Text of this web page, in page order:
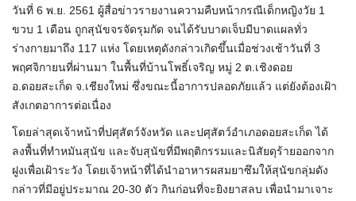
วันที่ 6 พ.ย. 2561 ผู้สื่อข่าวรายงานความคืบหน้ากรณีเด็กหญิงวัย 1
ขวบ 1 เดือน ถูกสุนัขจรจัดรุมกัด จนได้รับบาดเจ็บมีบาดแผลทั่ว
ร่างกายมาถึง 117 แห่ง โดยเหตุดังกล่าวเกิดขึ้นเมื่อช่วงเช้าวันที่ 3
พฤศจิกายนที่ผ่านมา ในพื้นที่บ้านโพธิ์เจริญ หมู่ 2 ต.เชิงดอย
อ.ดอยสะเก็ด จ.เชียงใหม่ ซึ่งขณะนี้อาการปลอดภัยแล้ว แต่ยังต้องเฝ้า
สังเกตอาการต่อเนื่อง
โดยล่าสุดเจ้าหน้าที่ปศุสัตว์จังหวัด และปศุสัตว์อำเภอดอยสะเก็ด ได้
ลงพื้นที่ทำหมันสุนัข และจับสุนัขที่มีพฤติกรรมและนิสัยดุร้ายออกจาก
ฝูงเพื่อเฝ้าระวัง โดยเจ้าหน้าที่ได้นำอาหารผสมยาซึมให้สุนัขกลุ่มดัง
กล่าวที่มีอยู่ประมาณ 20-30 ตัว กินก่อนที่จะยิงยาสลบ เพื่อนำมาเจาะ